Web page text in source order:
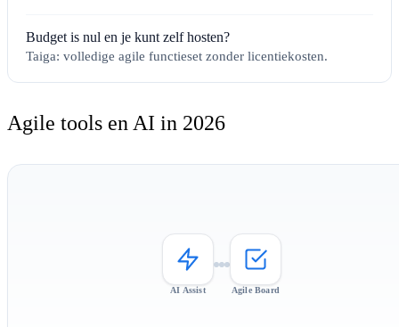
Budget is nul en je kunt zelf hosten?
Taiga: volledige agile functieset zonder licentiekosten.
Agile tools en AI in 2026
AI Assist Agile Board